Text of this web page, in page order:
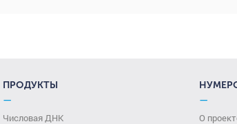
ПРОДУКТЫ
—
Числовая ДНК
—
О